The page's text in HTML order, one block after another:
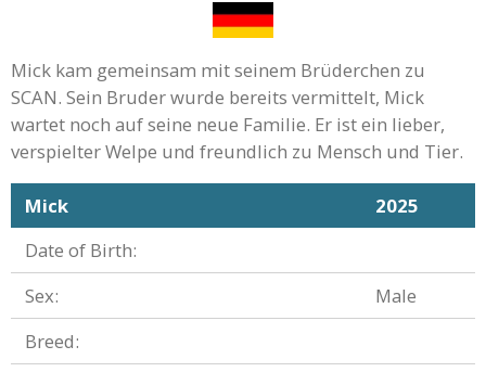
Mick kam gemeinsam mit seinem Brüderchen zu
SCAN. Sein Bruder wurde bereits vermittelt, Mick
wartet noch auf seine neue Familie. Er ist ein lieber,
verspielter Welpe und freundlich zu Mensch und Tier.
Mick
2025
Date of Birth:
Sex:
Male
Breed: